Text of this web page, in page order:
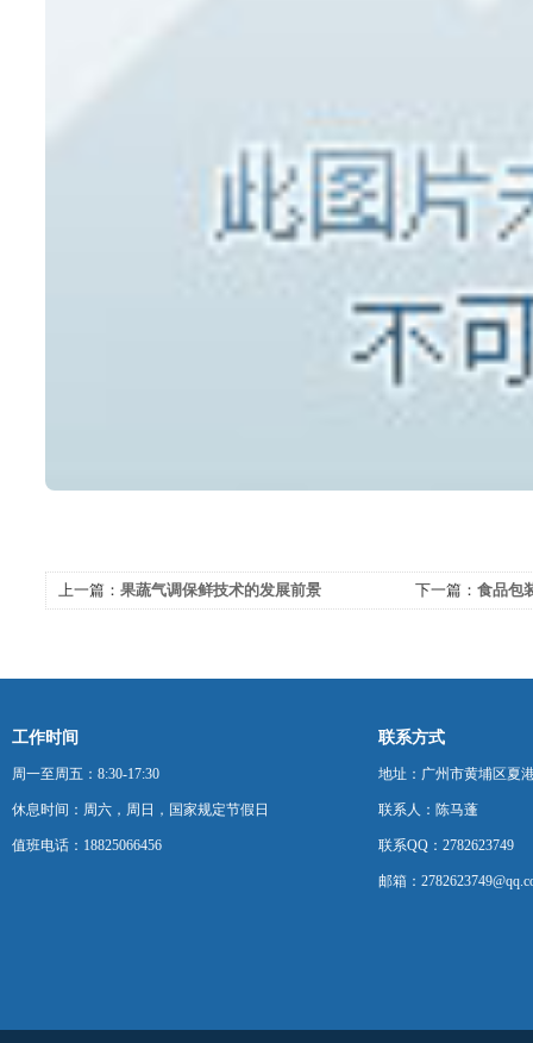
上一篇： 果蔬气调保鲜技术的发展前景 下一篇： 食品包
工作时间
周一至周五：8:30-17:30
休息时间：周六，周日，国家规定节假日
值班电话：18825066456
联系方式
地址：广州市黄埔区夏
联系人：陈马蓬
联系QQ：2782623749
邮箱：